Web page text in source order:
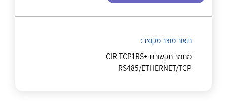
שאלות ותשובות
אודות
תאור מוצר מקוצר:
מתמר תקשורת CIR TCP1RS+
RS485/ETHERNET/TCP